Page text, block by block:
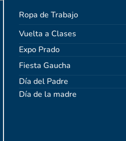
Ropa de Trabajo
Vuelta a Clases
Expo Prado
Fiesta Gaucha
Día del Padre
Día de la madre